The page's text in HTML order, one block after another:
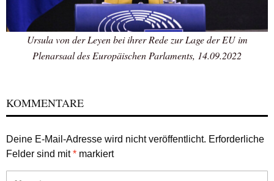
Ursula von der Leyen bei ihrer Rede zur Lage der EU im
Plenarsaal des Europäischen Parlaments, 14.09.2022
KOMMENTARE
Deine E-Mail-Adresse wird nicht veröffentlicht. Erforderliche
Felder sind mit* markiert